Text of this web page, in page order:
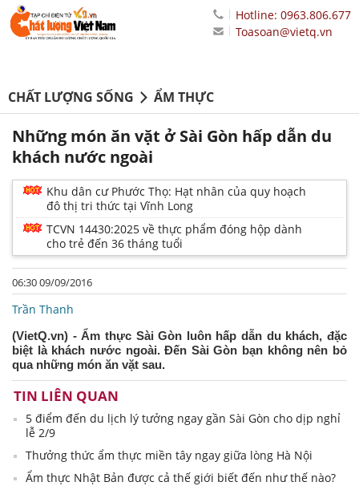
Hotline: 0963.806.677
Toasoan@vietq.vn
CHẤT LƯỢNG SỐNG ẨM THỰC
Những món ăn vặt ở Sài Gòn hấp dẫn du
khách nước ngoài
Khu dân cư Phước Thọ: Hạt nhân của quy hoạch
đô thị tri thức tại Vĩnh Long
TCVN 14430:2025 về thực phẩm đóng hộp dành
cho trẻ đến 36 tháng tuổi
06:30 09/09/2016
Trần Thanh
(VietQ.vn) - Ẩm thực Sài Gòn luôn hấp dẫn du khách, đặc
biệt là khách nước ngoài. Đến Sài Gòn bạn không nên bỏ
qua những món ăn vặt sau.
TIN LIÊN QUAN
5 điểm đến du lịch lý tưởng ngay gần Sài Gòn cho dịp nghỉ
lễ 2/9
Thưởng thức ẩm thực miền tây ngay giữa lòng Hà Nội
Ẩm thực Nhật Bản được cả thế giới biết đến như thế nào?